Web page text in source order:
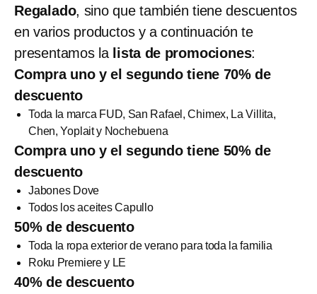
Regalado, sino que también tiene descuentos
en varios productos y a continuación te
presentamos la lista de promociones:
Compra uno y el segundo tiene 70% de
descuento
Toda la marca FUD, San Rafael, Chimex, La Villita,
Chen, Yoplait y Nochebuena
Compra uno y el segundo tiene 50% de
descuento
Jabones Dove
Todos los aceites Capullo
50% de descuento
Toda la ropa exterior de verano para toda la familia
Roku Premiere y LE
40% de descuento